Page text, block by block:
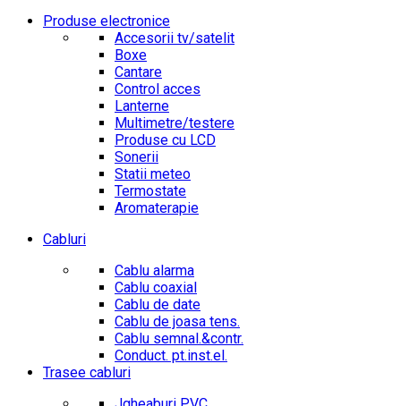
Produse electronice
Accesorii tv/satelit
Boxe
Cantare
Control acces
Lanterne
Multimetre/testere
Produse cu LCD
Sonerii
Statii meteo
Termostate
Aromaterapie
Cabluri
Cablu alarma
Cablu coaxial
Cablu de date
Cablu de joasa tens.
Cablu semnal.&contr.
Conduct. pt.inst.el.
Trasee cabluri